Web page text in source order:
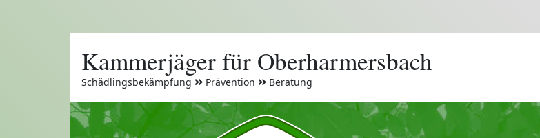
Kammerjäger für Oberharmersbach
Schädlingsbekämpfung Prävention Beratung